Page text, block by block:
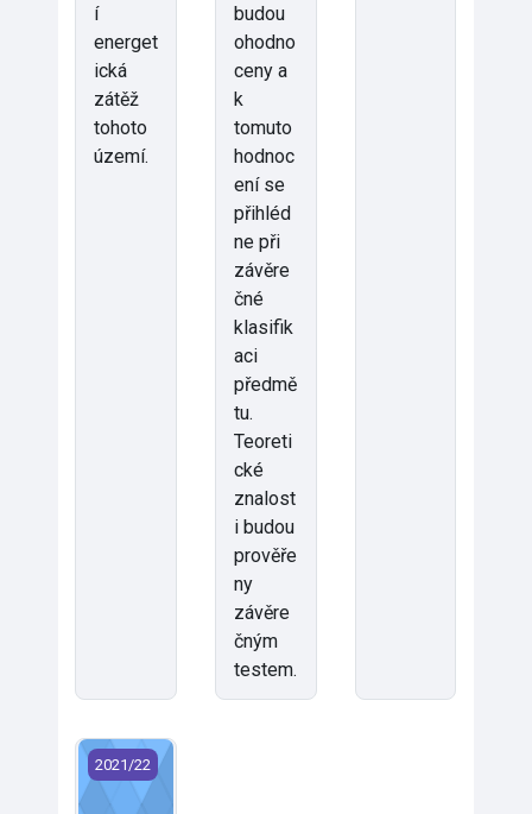
í
energet
ická
zátěž
tohoto
území.
budou
ohodno
ceny a
k
tomuto
hodnoc
ení se
přihléd
ne při
závěre
čné
klasifik
aci
předmě
tu.
Teoreti
cké
znalost
i budou
prověře
ny
závěre
čným
testem.
KPS/TZB3 - Technická zařízení budov 3 (2021)
2021/22